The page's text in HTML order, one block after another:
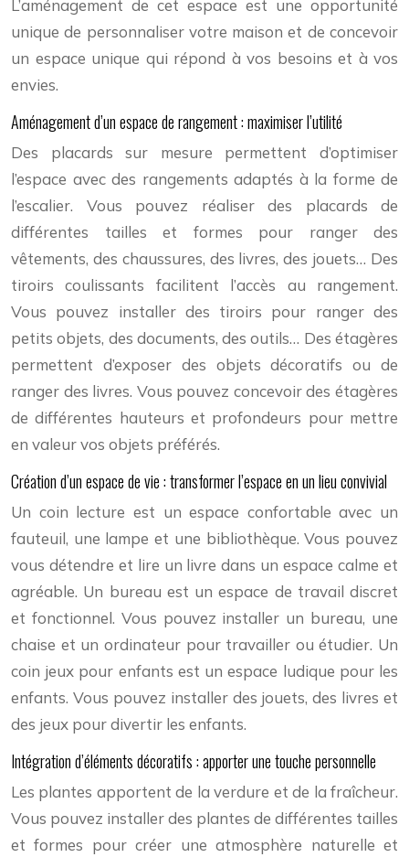
L’aménagement de cet espace est une opportunité
unique de personnaliser votre maison et de concevoir
un espace unique qui répond à vos besoins et à vos
envies.
Aménagement d’un espace de rangement : maximiser l’utilité
Des placards sur mesure permettent d’optimiser
l’espace avec des rangements adaptés à la forme de
l’escalier. Vous pouvez réaliser des placards de
différentes tailles et formes pour ranger des
vêtements, des chaussures, des livres, des jouets… Des
tiroirs coulissants facilitent l’accès au rangement.
Vous pouvez installer des tiroirs pour ranger des
petits objets, des documents, des outils… Des étagères
permettent d’exposer des objets décoratifs ou de
ranger des livres. Vous pouvez concevoir des étagères
de différentes hauteurs et profondeurs pour mettre
en valeur vos objets préférés.
Création d’un espace de vie : transformer l’espace en un lieu convivial
Un coin lecture est un espace confortable avec un
fauteuil, une lampe et une bibliothèque. Vous pouvez
vous détendre et lire un livre dans un espace calme et
agréable. Un bureau est un espace de travail discret
et fonctionnel. Vous pouvez installer un bureau, une
chaise et un ordinateur pour travailler ou étudier. Un
coin jeux pour enfants est un espace ludique pour les
enfants. Vous pouvez installer des jouets, des livres et
des jeux pour divertir les enfants.
Intégration d’éléments décoratifs : apporter une touche personnelle
Les plantes apportent de la verdure et de la fraîcheur.
Vous pouvez installer des plantes de différentes tailles
et formes pour créer une atmosphère naturelle et